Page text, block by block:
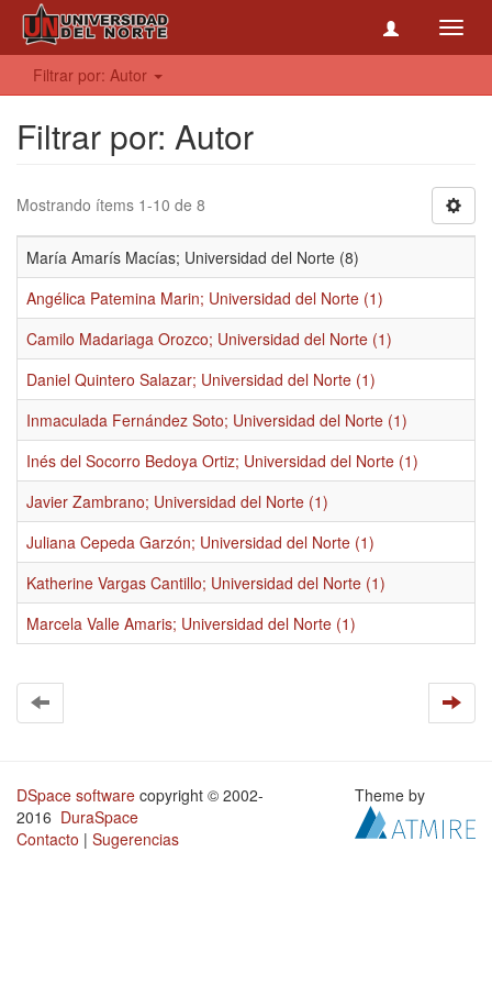
Filtrar por: Autor
Filtrar por: Autor
Mostrando ítems 1-10 de 8
María Amarís Macías; Universidad del Norte (8)
Angélica Patemina Marin; Universidad del Norte (1)
Camilo Madariaga Orozco; Universidad del Norte (1)
Daniel Quintero Salazar; Universidad del Norte (1)
Inmaculada Fernández Soto; Universidad del Norte (1)
Inés del Socorro Bedoya Ortiz; Universidad del Norte (1)
Javier Zambrano; Universidad del Norte (1)
Juliana Cepeda Garzón; Universidad del Norte (1)
Katherine Vargas Cantillo; Universidad del Norte (1)
Marcela Valle Amaris; Universidad del Norte (1)
DSpace software copyright © 2002-
2016 DuraSpace
Contacto | Sugerencias
Theme by